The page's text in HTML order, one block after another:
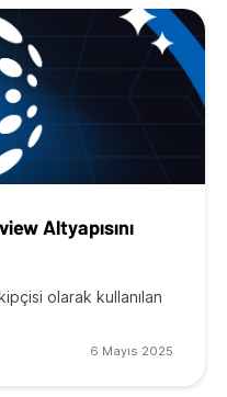
Altyapısını
olarak kullanılan
6 Mayıs 2025